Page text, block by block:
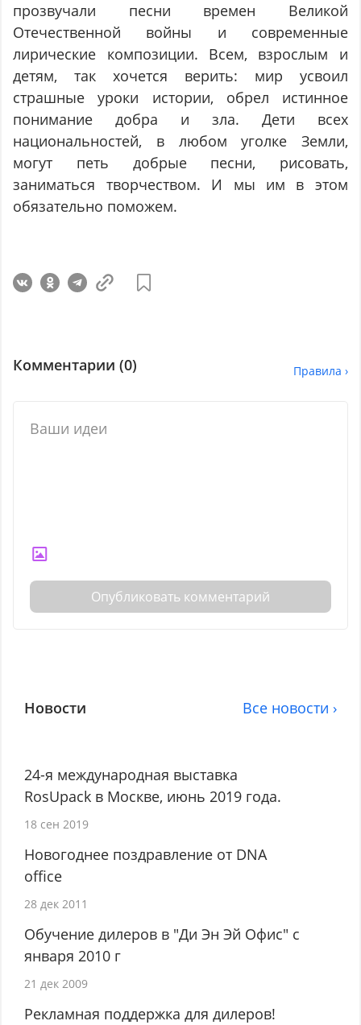
прозвучали песни времен Великой
Отечественной войны и современные
лирические композиции. Всем, взрослым и
детям, так хочется верить: мир усвоил
страшные уроки истории, обрел истинное
понимание добра и зла. Дети всех
национальностей, в любом уголке Земли,
могут петь добрые песни, рисовать,
заниматься творчеством. И мы им в этом
обязательно поможем.
Комментарии (0) Правила ›
Опубликовать комментарий
Новости Все новости ›
24-я международная выставка
RosUpack в Москве, июнь 2019 года.
18 сен 2019
Новогоднее поздравление от DNA
office
28 дек 2011
Обучение дилеров в "Ди Эн Эй Офис" с
января 2010 г
21 дек 2009
Рекламная поддержка для дилеров!